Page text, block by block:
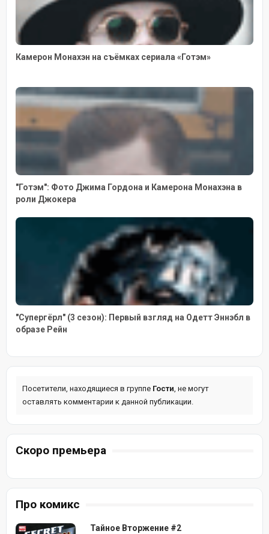
Камерон Монахэн на съёмках сериала «Готэм»
"Готэм": Фото Джима Гордона и Камерона Монахэна в
роли Джокера
"Супергёрл" (3 сезон): Первый взгляд на Одетт Эннэбл в
образе Рейн
Посетители, находящиеся в группе Гости, не могут
оставлять комментарии к данной публикации.
Скоро премьера
Про комикс
Тайное Вторжение #2